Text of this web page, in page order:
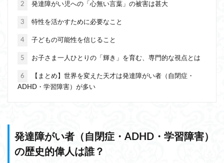
2 発達障がい児への「心無い言葉」の被害は甚大
3 特性を活かすために必要なこと
4 子どもの可能性を信じること
5 お子さま一人ひとりの「輝き」を育む、専門的な視点とは
6
【まとめ】世界を変えた天才は発達障がい者（自閉症・
ADHD・学習障害）が多い
発達障がい者（自閉症・ADHD・学習障害）
の歴史的偉人は誰？